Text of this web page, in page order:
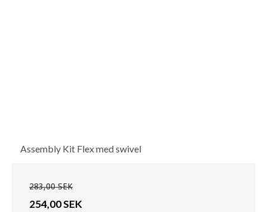
Assembly Kit Flex med swivel
283,00 SEK
254,00 SEK